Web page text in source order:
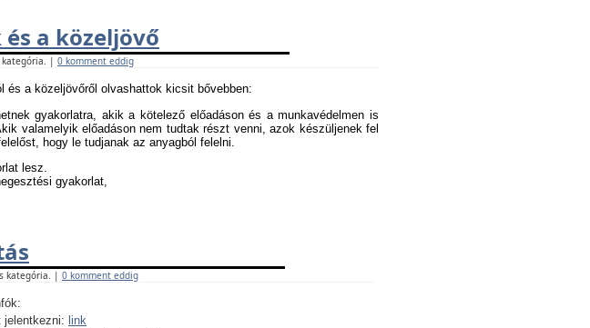
a közeljövő
kategória. | 0 komment eddig
és a közeljövőről olvashattok kicsit bővebben:
gyakorlatra, akik a kötelező előadáson és a munkavédelmen is
valamelyik előadáson nem tudtak részt venni, azok készüljenek fel
hogy le tudjanak az anyagból felelni.
lesz.
gyakorlat,
kategória. | 0 komment eddig
jelentkezni: link